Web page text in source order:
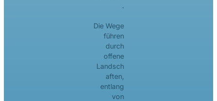
.
Die Wege
führen
durch
offene
Landsch
aften,
entlang
von